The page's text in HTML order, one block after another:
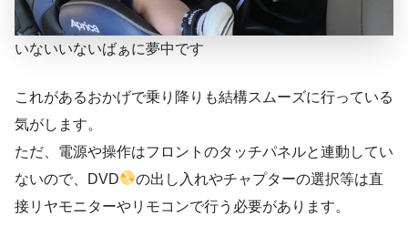
いないいないばぁに夢中です
これがあるおかげで乗り降りも結構スムーズに行っている
気がします。
ただ、電源や操作はフロントのタッチパネルと連動してい
ないので、DVD
の出し入れやチャプターの選択等は直
接リヤモニターやリモコンで行う必要があります。